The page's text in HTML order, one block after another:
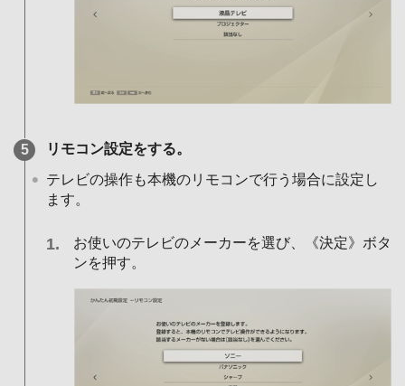
リモコン設定をする。
テレビの操作も本機のリモコンで行う場合に設定し
ます。
お使いのテレビのメーカーを選び、《決定》ボタ
ンを押す。